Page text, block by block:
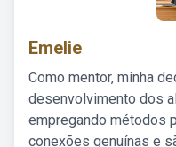
Emelie
Como mentor, minha
desenvolvimento dos
empregando métodos
conexões genuínas e